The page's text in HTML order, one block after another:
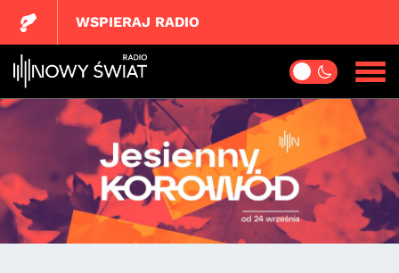
WSPIERAJ RADIO